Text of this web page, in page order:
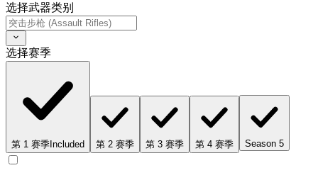
选择武器类别
选择赛季
第 1 赛季 Included 第 2 赛季 第 3 赛季 第 4 赛季 Season 5